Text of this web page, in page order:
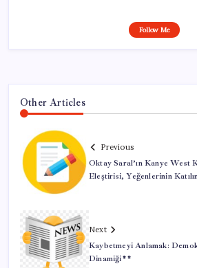
Follow Me
Other Articles
Previous
Oktay Saral’ın Kanye West
Eleştirisi, Yeğenlerinin
Next
Kaybetmeyi Anlamak:
Dinamiği**